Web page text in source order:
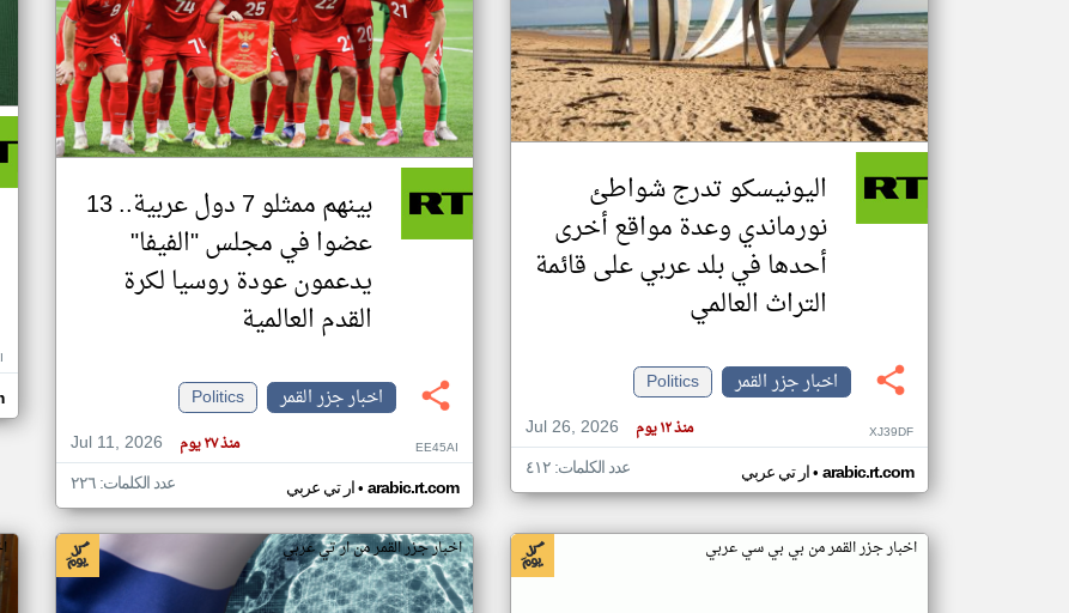
اليونيسكو تدرج شواطئ
نورماندي وعدة مواقع أخرى
أحدها في بلد عربي على قائمة
التراث العالمي
اخبار جزر القمر
Politics
Jul 26, 2026
منذ ١٢ يوم XJ39DF
ار تي عربي• arabic.rt.com عدد الكلمات: ٤١٢
بينهم ممثلو 7 دول عربية.. 13
عضوا في مجلس "الفيفا"
يدعمون عودة روسيا لكرة
القدم العالمية
اخبار جزر القمر
Politics
Jul 11, 2026
منذ ٢٧ يوم EE45AI
ار تي عربي• arabic.rt.com عدد الكلمات: ٢٢٦
اخبار جزر القمر من بي بي سي عربي اخبار جزر القمر من ار تي عربي